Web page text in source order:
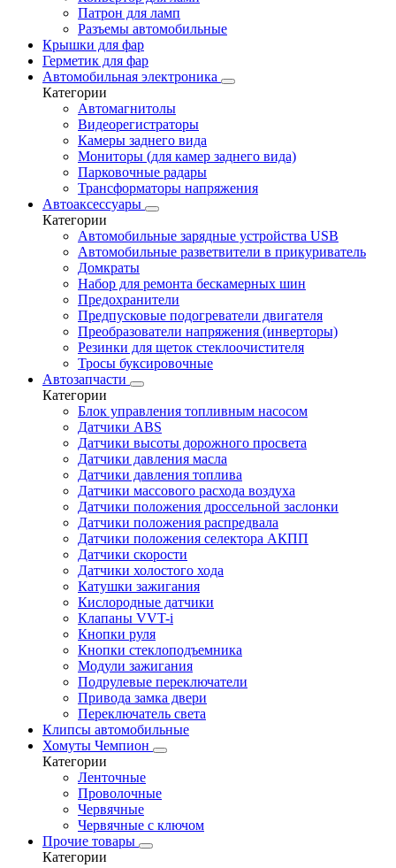
Патрон для ламп
Разъемы автомобильные
Крышки для фар
Герметик для фар
Автомобильная электроника
Категории
Автомагнитолы
Видеорегистраторы
Камеры заднего вида
Мониторы (для камер заднего вида)
Парковочные радары
Трансформаторы напряжения
Автоаксессуары
Категории
Автомобильные зарядные устройства USB
Автомобильные разветвители в прикуриватель
Домкраты
Набор для ремонта бескамерных шин
Предохранители
Предпусковые подогреватели двигателя
Преобразователи напряжения (инверторы)
Резинки для щеток стеклоочистителя
Тросы буксировочные
Автозапчасти
Категории
Блок управления топливным насосом
Датчики ABS
Датчики высоты дорожного просвета
Датчики давления масла
Датчики давления топлива
Датчики массового расхода воздуха
Датчики положения дроссельной заслонки
Датчики положения распредвала
Датчики положения селектора АКПП
Датчики скорости
Датчики холостого хода
Катушки зажигания
Кислородные датчики
Клапаны VVT-i
Кнопки руля
Кнопки стеклоподъемника
Модули зажигания
Подрулевые переключатели
Привода замка двери
Переключатель света
Клипсы автомобильные
Хомуты Чемпион
Категории
Ленточные
Проволочные
Червячные
Червячные с ключом
Прочие товары
Категории